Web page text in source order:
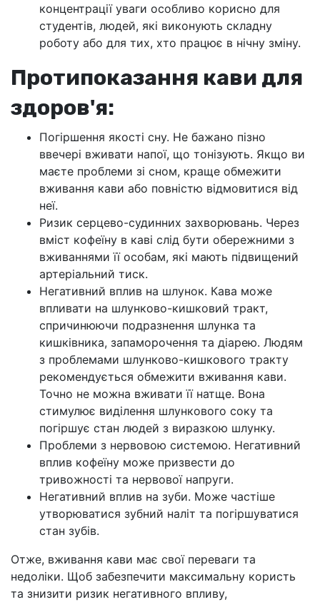
концентрації уваги особливо корисно для
студентів, людей, які виконують складну
роботу або для тих, хто працює в нічну зміну.
Протипоказання кави для
здоров'я:
Погіршення якості сну. Не бажано пізно
ввечері вживати напої, що тонізують. Якщо ви
маєте проблеми зі сном, краще обмежити
вживання кави або повністю відмовитися від
неї.
Ризик серцево-судинних захворювань. Через
вміст кофеїну в каві слід бути обережними з
вживаннями її особам, які мають підвищений
артеріальний тиск.
Негативний вплив на шлунок. Кава може
впливати на шлунково-кишковий тракт,
спричинюючи подразнення шлунка та
кишківника, запаморочення та діарею. Людям
з проблемами шлунково-кишкового тракту
рекомендується обмежити вживання кави.
Точно не можна вживати її натще. Вона
стимулює виділення шлункового соку та
погіршує стан людей з виразкою шлунку.
Проблеми з нервовою системою. Негативний
вплив кофеїну може призвести до
тривожності та нервової напруги.
Негативний вплив на зуби. Може частіше
утворюватися зубний наліт та погіршуватися
стан зубів.
Отже, вживання кави має свої переваги та
недоліки. Щоб забезпечити максимальну користь
та знизити ризик негативного впливу,